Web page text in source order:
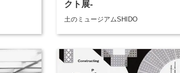
クト展-
土のミュージアムSHIDO